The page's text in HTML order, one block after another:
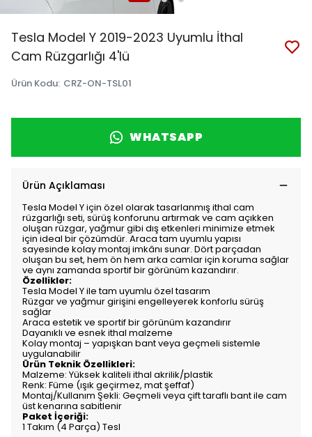
Tesla Model Y 2019-2023 Uyumlu İthal
Cam Rüzgarlığı 4'lü
Ürün Kodu: CRZ-ON-TSL01
WHATSAPP
Ürün Açıklaması
Tesla Model Y için özel olarak tasarlanmış ithal cam
rüzgarlığı seti, sürüş konforunu artırmak ve cam açıkken
oluşan rüzgar, yağmur gibi dış etkenleri minimize etmek
için ideal bir çözümdür. Araca tam uyumlu yapısı
sayesinde kolay montaj imkânı sunar. Dört parçadan
oluşan bu set, hem ön hem arka camlar için koruma sağlar
ve aynı zamanda sportif bir görünüm kazandırır.
Özellikler:
Tesla Model Y ile tam uyumlu özel tasarım
Rüzgar ve yağmur girişini engelleyerek konforlu sürüş
sağlar
Araca estetik ve sportif bir görünüm kazandırır
Dayanıklı ve esnek ithal malzeme
Kolay montaj – yapışkan bant veya geçmeli sistemle
uygulanabilir
Ürün Teknik Özellikleri:
Malzeme: Yüksek kaliteli ithal akrilik/plastik
Renk: Füme (ışık geçirmez, mat şeffaf)
Montaj/Kullanım Şekli: Geçmeli veya çift taraflı bant ile cam
üst kenarına sabitlenir
Paket İçeriği:
1 Takım (4 Parça) Tesl